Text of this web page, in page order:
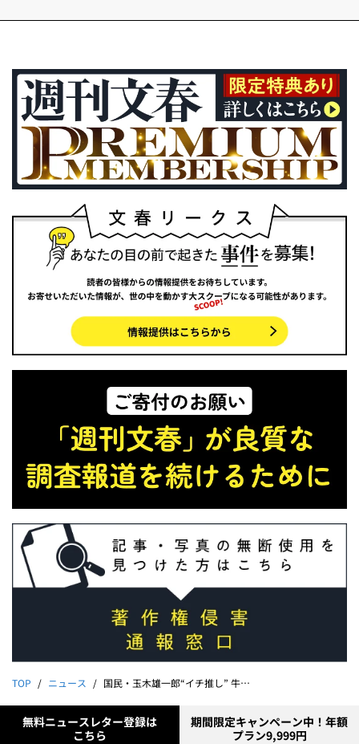
TOP ニュース 国民・玉木雄一郎“イチ推し” 牛田茉友元アナのゆるふわ選挙｜総力取材 天下分け目の参院選
無料ニュースレター登録は
こちら
期間限定キャンペーン中！年額
プラン9,999円